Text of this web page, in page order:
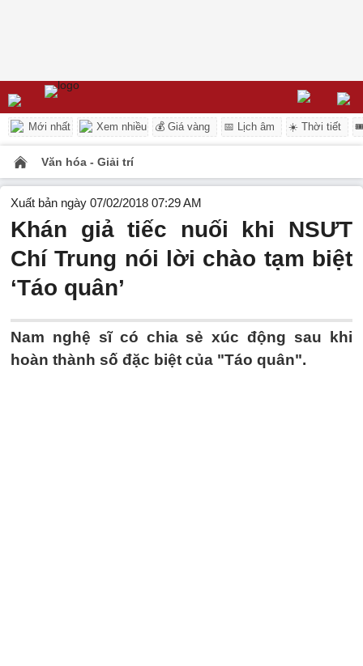
Mới nhất Xem nhiều 💰 Giá vàng 📅 Lịch âm ☀️ Thời tiết
Văn hóa - Giải trí
Xuất bản ngày 07/02/2018 07:29 AM
Khán giả tiếc nuối khi NSƯT
Chí Trung nói lời chào tạm biệt
‘Táo quân’
Nam nghệ sĩ có chia sẻ xúc động sau khi
hoàn thành số đặc biệt của "Táo quân".